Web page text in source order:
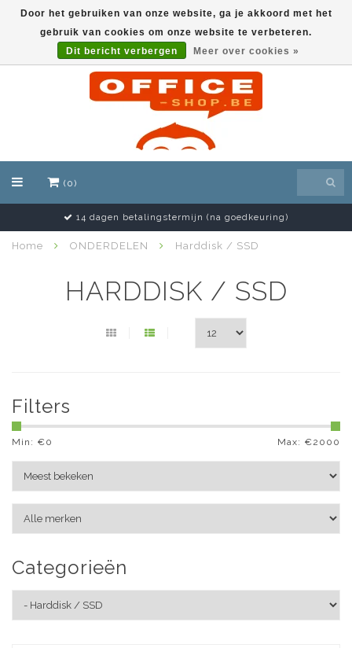
(0)
14 dagen betalingstermijn (na goedkeuring)
Home ONDERDELEN Harddisk / SSD
HARDDISK / SSD
Filters
Min: €0 Max: €2000
Categorieën
Door het gebruiken van onze website, ga je akkoord met het
gebruik van cookies om onze website te verbeteren.
Dit bericht verbergen
Meer over cookies »